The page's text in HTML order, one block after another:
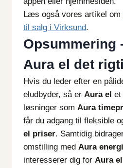
Læs også vores artikel om
til salg i Virksund.
Opsummering
Aura el det
Hvis du leder efter en
eludbyder, så er Aura el et
løsninger som Aura
får du adgang til fleksible
el priser. Samtidig
omstilling med Aura energi
interesserer dig for Aura